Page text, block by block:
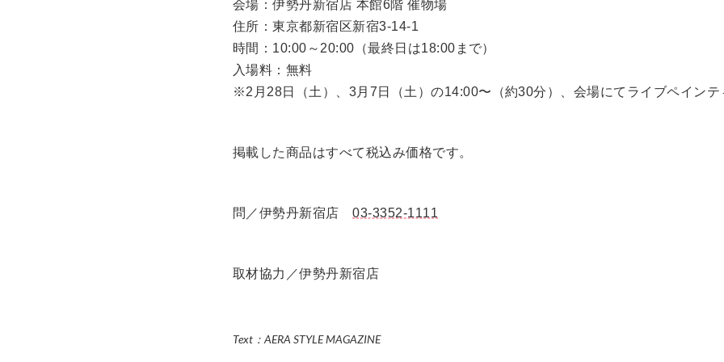
会場：伊勢丹新宿店 本館6階 催物場
住所：東京都新宿区新宿3-14-1
時間：10:00～20:00（最終日は18:00まで）
入場料：無料
※2月28日（土）、3月7日（土）の14:00〜（約30分）、会場にてライブペインテ
掲載した商品はすべて税込み価格です。
問／伊勢丹新宿店03-3352-1111
取材協力／伊勢丹新宿店
Text：AERA STYLE MAGAZINE